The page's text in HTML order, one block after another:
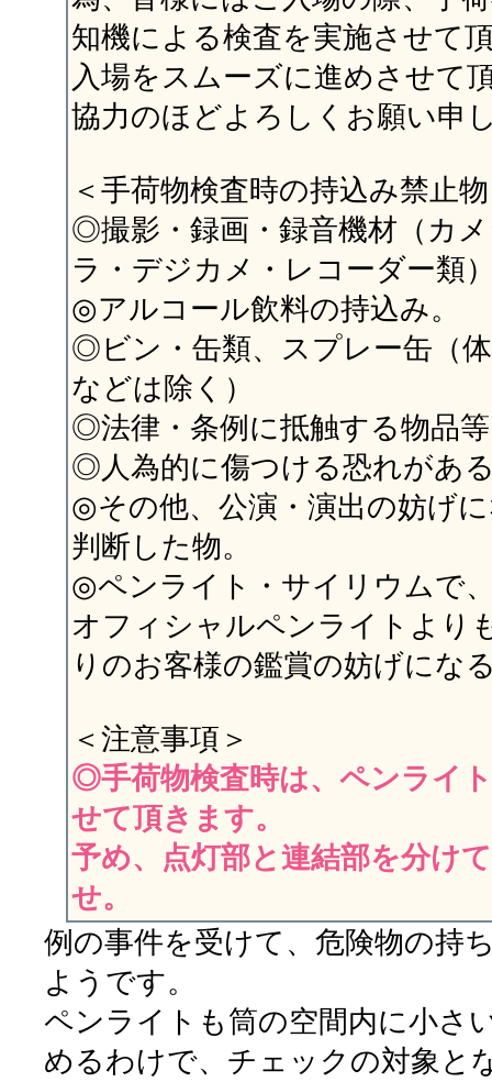
知機による検査を実施させて
入場をスムーズに進めさせて
協力のほどよろしくお願い申
＜手荷物検査時の持込み禁止
◎撮影・録画・録音機材（カ
ラ・デジカメ・レコーダー類
◎アルコール飲料の持込み。
◎ビン・缶類、スプレー缶（
などは除く）
◎法律・条例に抵触する物品
◎人為的に傷つける恐れがあ
◎その他、公演・演出の妨げ
判断した物。
◎ペンライト・サイリウムで
オフィシャルペンライトより
りのお客様の鑑賞の妨げにな
＜注意事項＞
◎手荷物検査時は、ペンライ
せて頂きます。
予め、点灯部と連結部を分け
せ。
例の事件を受けて、危険物の持
ようです。
ペンライトも筒の空間内に小さ
めるわけで、チェックの対象と